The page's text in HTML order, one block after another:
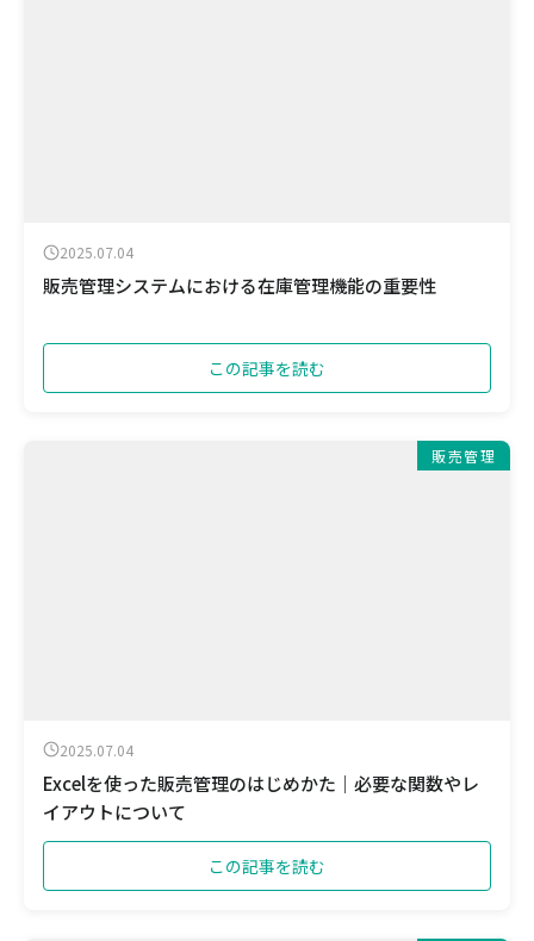
2025.07.04
販売管理システムにおける在庫管理機能の重要性
この記事を読む
販売管理
2025.07.04
Excelを使った販売管理のはじめかた｜必要な関数やレ
イアウトについて
この記事を読む